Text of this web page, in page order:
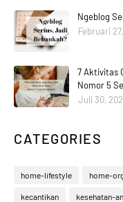
Ngeblog
Februari
7 Aktivitas
Nomor 5
Juli 30,
CATEGORIES
home-lifestyle home-
kecantikan kesehatan-